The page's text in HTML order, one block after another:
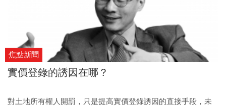
焦點新聞
實價登錄的誘因在哪？
對土地所有權人開罰，只是提高實價登錄誘因的直接手段，未